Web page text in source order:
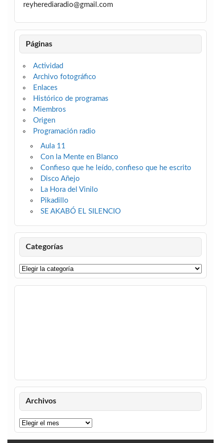
reyherediaradio@gmail.com
Páginas
Actividad
Archivo fotográfico
Enlaces
Histórico de programas
Miembros
Origen
Programación radio
Aula 11
Con la Mente en Blanco
Confieso que he leído, confieso que he escrito
Disco Añejo
La Hora del Vinilo
Pikadillo
SE AKABÓ EL SILENCIO
Categorías
Categorías
Archivos
Archivos